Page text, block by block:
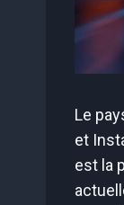
Le
et
est la